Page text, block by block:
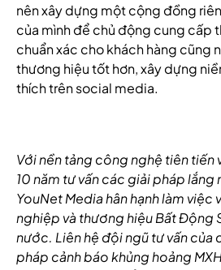
nên xây dựng một cộng đồng
của mình để chủ động cung cấp
chuẩn xác cho khách hàng cũng
thương hiệu tốt hơn, xây dựng
thích trên social media.
Với nền tảng công nghệ tiên tiến
10 năm tư vấn các giải pháp lắng
YouNet Media hân hạnh làm việc
nghiệp và thương hiệu Bất Động
nước. Liên hệ đội ngũ tư vấn của
pháp cảnh báo khủng hoảng